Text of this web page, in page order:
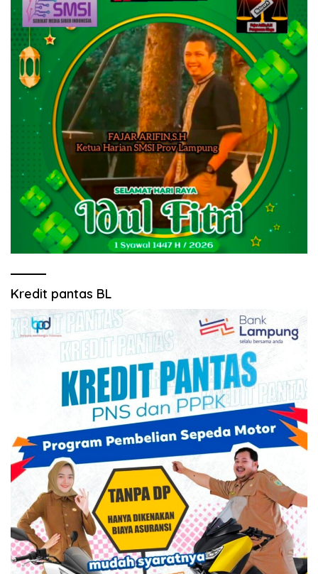
Kredit pantas BL